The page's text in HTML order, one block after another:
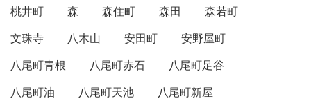
桃井町 森 森住町 森田
森若町
文珠寺
八木山 安田町
安野屋町
八尾町青根
八尾町赤石
八尾町足谷
八尾町油
八尾町天池
八尾町新屋